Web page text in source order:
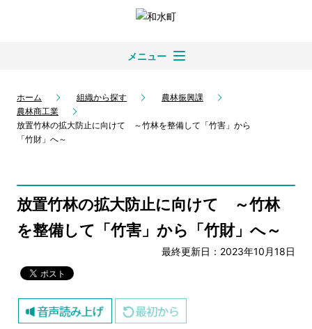
メニュー
ホーム 組織から探す
農林振興課
農林商工業
放置竹林の拡大防止に向けて ～竹林を整備して「竹害」から
「竹財」へ～
放置竹林の拡大防止に向けて ～竹林
を整備して「竹害」から「竹財」へ～
最終更新日：2023年10月18日